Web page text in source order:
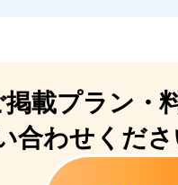
載プラン・
合わせくだ